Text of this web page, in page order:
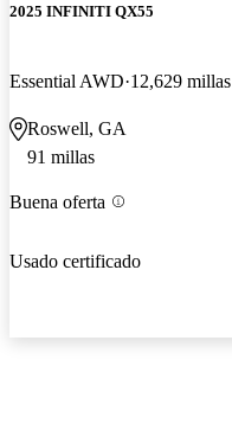
2025 INFINITI QX55
Essential AWD 12,629 millas
Roswell, GA
91 millas
Buena oferta
Usado certificado